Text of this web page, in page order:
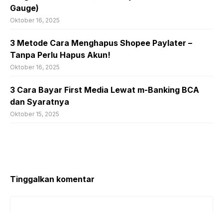
Gauge)
Oktober 16, 2025
3 Metode Cara Menghapus Shopee Paylater –
Tanpa Perlu Hapus Akun!
Oktober 16, 2025
3 Cara Bayar First Media Lewat m-Banking BCA
dan Syaratnya
Oktober 15, 2025
Tinggalkan komentar